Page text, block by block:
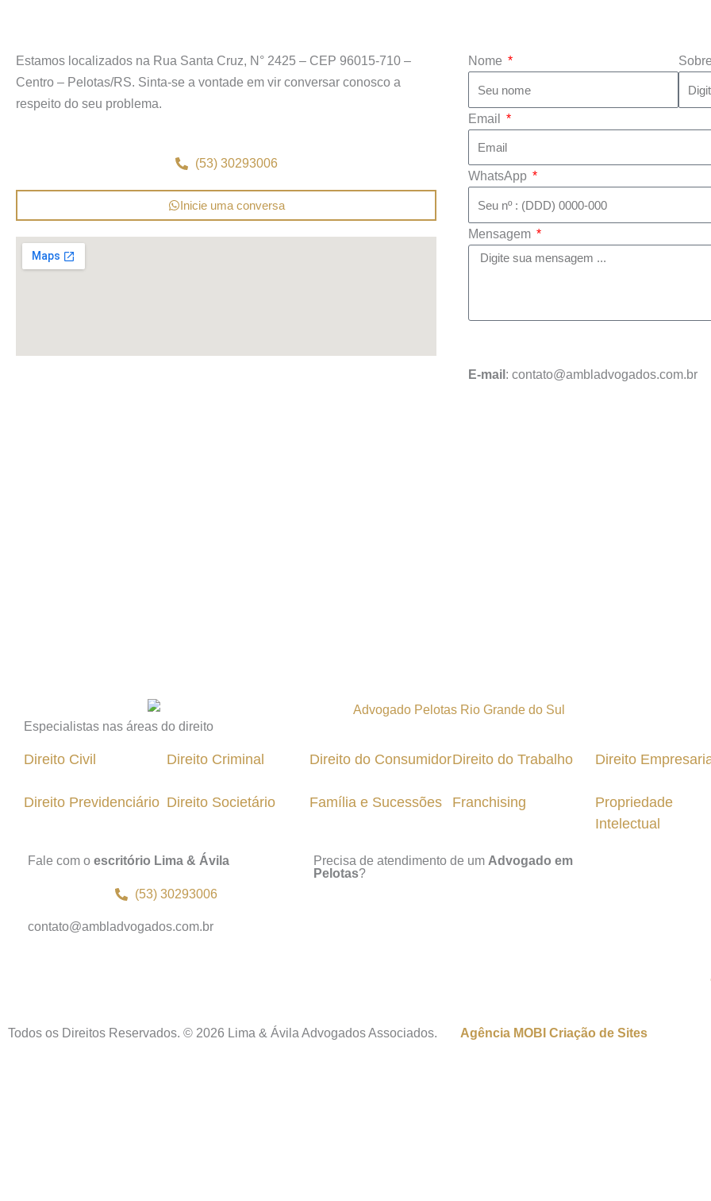
Estamos localizados na Rua Santa Cruz, N° 2425 – CEP 96015-710 –
Centro – Pelotas/RS. Sinta-se a vontade em vir conversar conosco a
respeito do seu problema.
(53) 30293006
Inicie uma conversa
Nome
Email
WhatsApp
Mensagem
E-mail : contato@ambladvogados.com.br
Especialistas nas áreas do direito
Direito Civil Direito Criminal Direito do ConsumidorDireito do Trabalho Direito
Direito Previdenciário Direito Societário Família e Sucessões Franchising
Propriedade
Intelectual
Fale com o escritório Lima & Ávila
(53) 30293006
contato@ambladvogados.com.br
Precisa de atendimento de um Advogado em
Pelotas?
Todos os Direitos Reservados. © 2026 Lima & Ávila Advogados Associados. Agência MOBI Criação de Sites